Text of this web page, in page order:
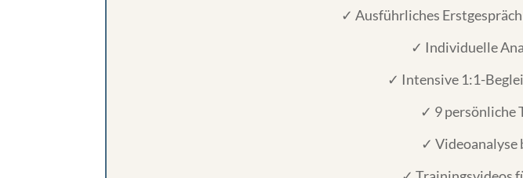
✓ Ausführliches
✓ Individuelle
✓ Intensive 1:1-
✓ 9 persönliche
✓ Videoanalyse